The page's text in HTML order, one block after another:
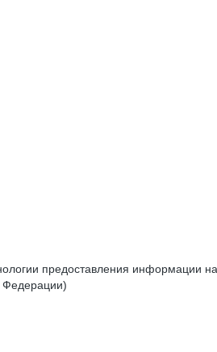
предоставления информации
Федерации)